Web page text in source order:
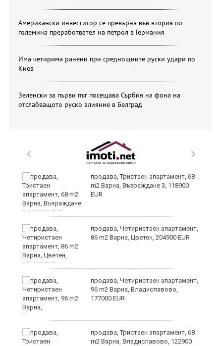
Американски инвеститор се превърна във втория по
големина преработвател на петрол в Германия
Има четирима ранени при среднощните руски удари по
Киев
Зеленски за първи път посещава Сърбия на фона на
отслабващото руско влияние в Белград
продава, Тристаен апартамент, 68
m2 Варна, Възраждане 3, 118900
EUR
продава, Четиристаен апартамент,
86 m2 Варна, Цветен, 204900 EUR
продава, Четиристаен апартамент,
96 m2 Варна, Владиславово,
177000 EUR
продава, Тристаен апартамент, 68
m2 Варна, Владиславово, 122900